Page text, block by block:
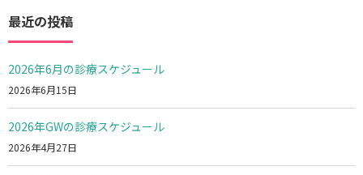
最近の投稿
2026年6月の診療スケジュール
2026年6月15日
2026年GWの診療スケジュール
2026年4月27日